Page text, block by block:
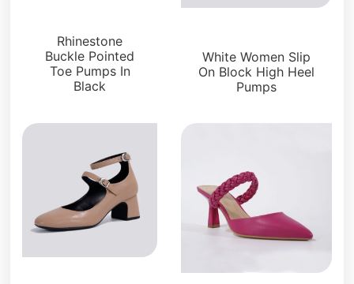
Rhinestone
Buckle Pointed
Toe Pumps In
Black
White Women Slip
On Block High Heel
Pumps